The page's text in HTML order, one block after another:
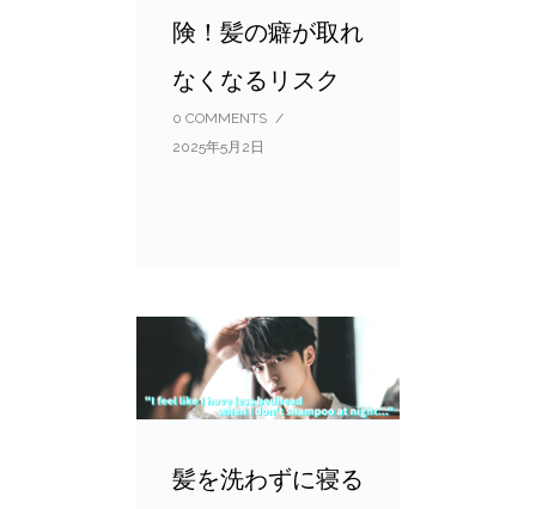
険！髪の癖が取れ
なくなるリスク
0 COMMENTS /
2025年5月2日
髪を洗わずに寝る